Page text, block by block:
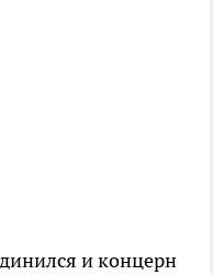
и концерн